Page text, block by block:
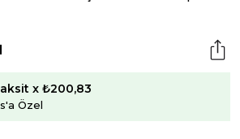
x ₺200,83
Özel